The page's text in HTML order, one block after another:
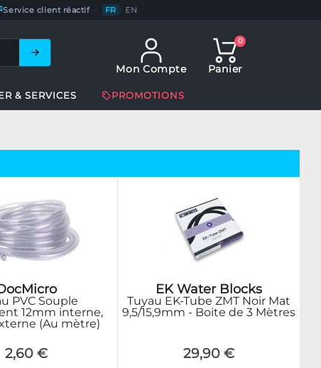
Service client réactif— FR / EN
Mon Compte
0
Panier
& SERVICES PROMOTIONS
PVC Souple
12mm interne,
(Au mètre)
2,60 €
EK Water Blocks
Tuyau EK-Tube ZMT Noir Mat
9,5/15,9mm - Boite de 3 Mètres
29,90 €